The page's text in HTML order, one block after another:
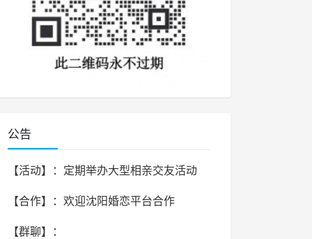
公告
【活动】：定期举办大型相亲交友活动
【合作】：欢迎沈阳婚恋平台合作
【群聊】：